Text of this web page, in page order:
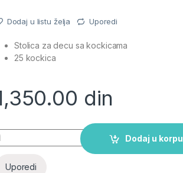
Dodaj u listu želja Uporedi
Stolica za decu sa kockicama
25 kockica
din
za decu sa kockicama quantity
Dodaj u korpu
Uporedi